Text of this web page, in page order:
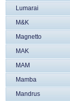
Lumarai
M&K
Magnetto
MAK
MAM
Mamba
Mandrus